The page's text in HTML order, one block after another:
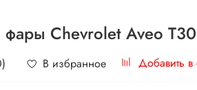
Chevrolet Aveo
В избранное Добавить